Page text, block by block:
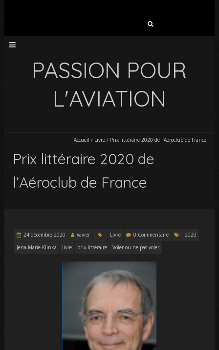
PASSION POUR
L'AVIATION
Accueil / Livre/ Prix littéraire 2020 de l’Aéroclub de France
Prix littéraire 2020 de
l’Aéroclub de France
24 décembre 2020 xavier Livre 0 Commentaire
2020
Jena-Marie Klinka
livre prix litteraire Voler ou ne pas voler